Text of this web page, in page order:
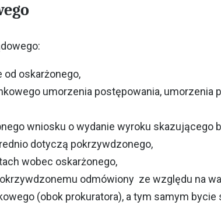
od oskarżonego,
umorzenia postępowania,
wniosku o wydanie wyroku
dotyczą pokrzywdzonego,
wobec oskarżonego,
odmówiony ze względu na
(obok prokuratora), a tym samym